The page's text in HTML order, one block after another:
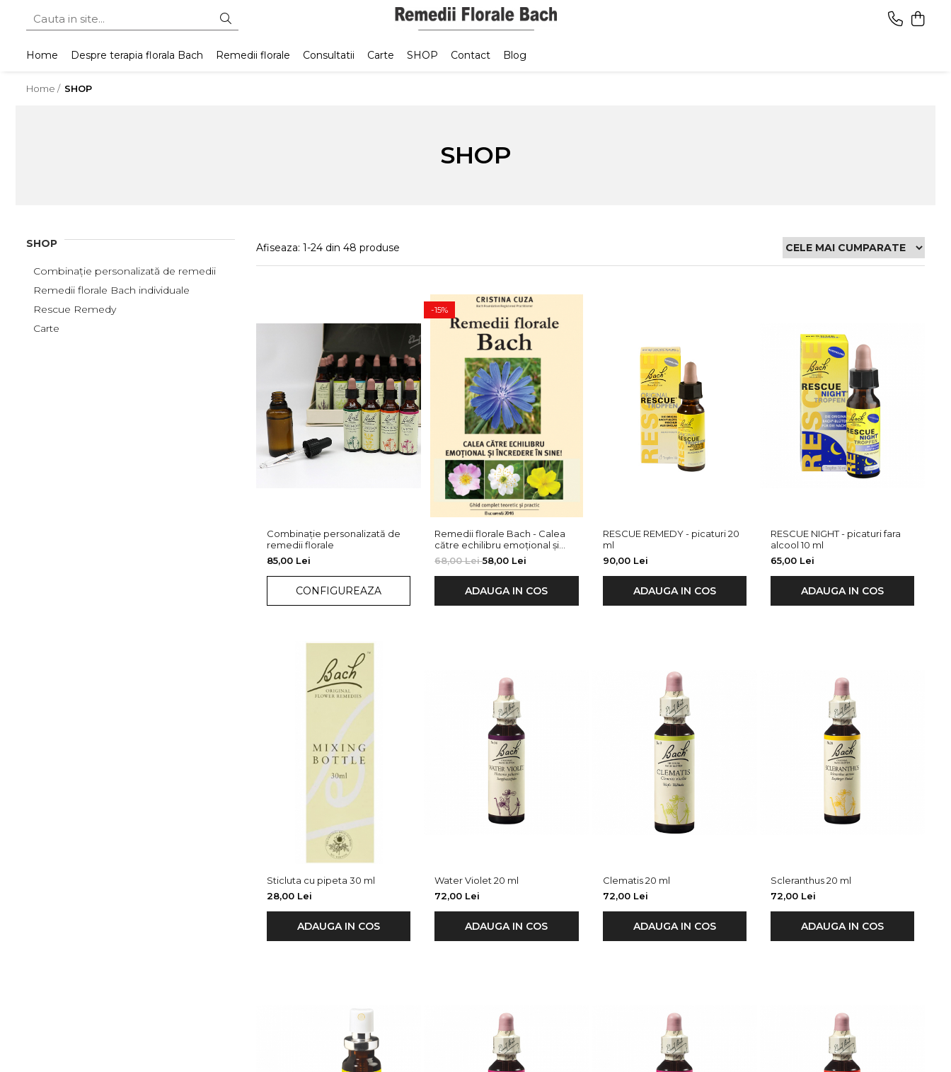
Home Despre terapia florala Bach Remedii florale Consultatii Carte SHOP Contact Blog
Home / SHOP
SHOP
SHOP
Combinație personalizată de remedii
Remedii florale Bach individuale
Rescue Remedy
Carte
Afiseaza: 1-24 din 48 produse
Combinație personalizată de
remedii florale
85,00 Lei
CONFIGUREAZA
-15%
Remedii florale Bach - Calea
către echilibru emoțional și
încredere în sine
68,00 Lei58,00 Lei
ADAUGA IN COS
RESCUE REMEDY - picaturi 20
ml
90,00 Lei
ADAUGA IN COS
RESCUE NIGHT - picaturi fara
alcool 10 ml
65,00 Lei
ADAUGA IN COS
Sticluta cu pipeta 30 ml
28,00 Lei
ADAUGA IN COS
Water Violet 20 ml
72,00 Lei
ADAUGA IN COS
Clematis 20 ml
72,00 Lei
ADAUGA IN COS
Scleranthus 20 ml
72,00 Lei
ADAUGA IN COS